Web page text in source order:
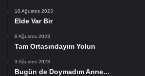
10 Ağustos 2023
Elde Var Bir
8 Ağustos 2023
Tam Ortasındayım Yolun
3 Ağustos 2023
Bugün de Doymadım Anne…